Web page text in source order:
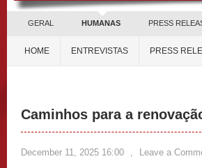
GERAL HUMANAS PRESS
HOME ENTREVISTAS PRESS
Caminhos para a
December 11, 2025 16:00 , Leave a